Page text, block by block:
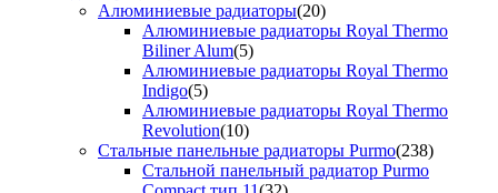
Алюминиевые радиаторы(20)
Алюминиевые радиаторы Royal Thermo
Biliner Alum(5)
Алюминиевые радиаторы Royal Thermo
Indigo(5)
Алюминиевые радиаторы Royal Thermo
Revolution(10)
Стальные панельные радиаторы Purmo(238)
Стальной панельный радиатор Purmo